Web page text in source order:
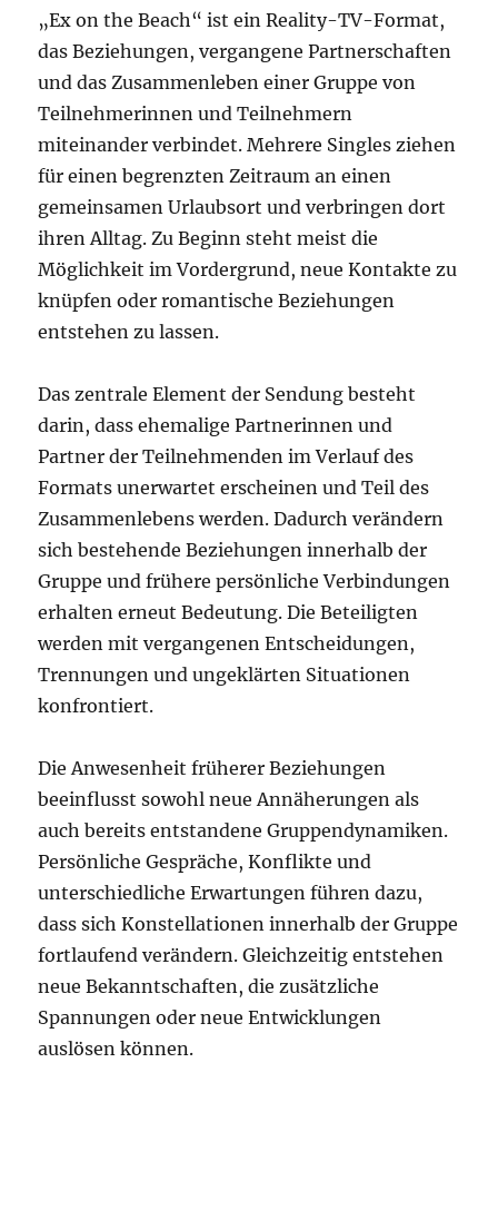
„Ex on the Beach“ ist ein Reality-TV-Format,
das Beziehungen, vergangene Partnerschaften
und das Zusammenleben einer Gruppe von
Teilnehmerinnen und Teilnehmern
miteinander verbindet. Mehrere Singles ziehen
für einen begrenzten Zeitraum an einen
gemeinsamen Urlaubsort und verbringen dort
ihren Alltag. Zu Beginn steht meist die
Möglichkeit im Vordergrund, neue Kontakte zu
knüpfen oder romantische Beziehungen
entstehen zu lassen.
Das zentrale Element der Sendung besteht
darin, dass ehemalige Partnerinnen und
Partner der Teilnehmenden im Verlauf des
Formats unerwartet erscheinen und Teil des
Zusammenlebens werden. Dadurch verändern
sich bestehende Beziehungen innerhalb der
Gruppe und frühere persönliche Verbindungen
erhalten erneut Bedeutung. Die Beteiligten
werden mit vergangenen Entscheidungen,
Trennungen und ungeklärten Situationen
konfrontiert.
Die Anwesenheit früherer Beziehungen
beeinflusst sowohl neue Annäherungen als
auch bereits entstandene Gruppendynamiken.
Persönliche Gespräche, Konflikte und
unterschiedliche Erwartungen führen dazu,
dass sich Konstellationen innerhalb der Gruppe
fortlaufend verändern. Gleichzeitig entstehen
neue Bekanntschaften, die zusätzliche
Spannungen oder neue Entwicklungen
auslösen können.